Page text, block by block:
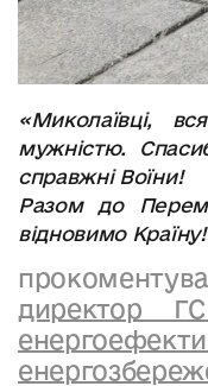
«Миколаївці,
мужністю.
справжні Воїни!
Разом до
відновимо
директор